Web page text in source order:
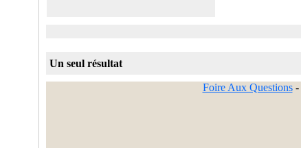
Un seul résultat
Foire Aux Questions-